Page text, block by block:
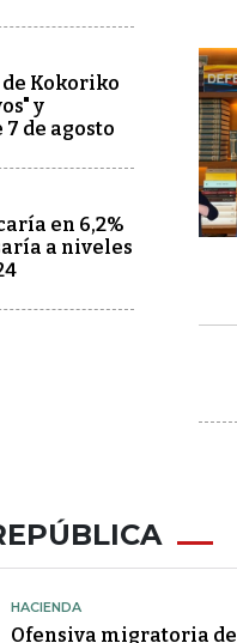
de Kokoriko
y
de agosto
en 6,2%
a niveles
HACIENDA
Ofensiva migratoria de